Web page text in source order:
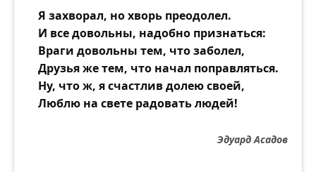
Я захворал, но хворь преодолел.
И все довольны, надобно признаться:
Враги довольны тем, что заболел,
Друзья же тем, что начал поправляться.
Ну, что ж, я счастлив долею своей,
Люблю на свете радовать людей!
Эдуард Асадов